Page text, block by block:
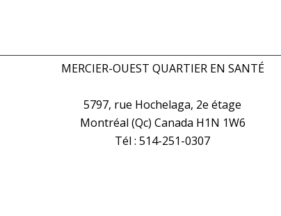
MERCIER-OUEST QUARTIER EN SANTÉ
5797, rue Hochelaga, 2e étage
Montréal (Qc) Canada H1N 1W6
Tél : 514-251-0307